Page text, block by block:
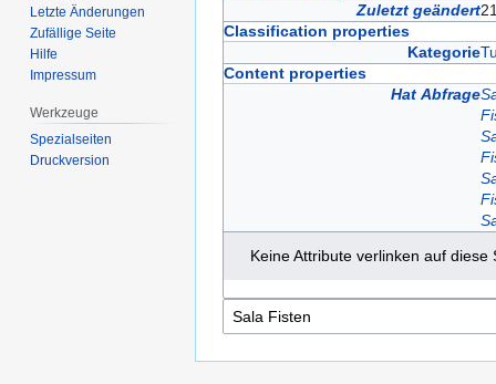
Zuletzt geändert
Classification properties
Kategorie
Content properties
Hat Abfrage
Keine Attribute verlinken auf diese
Letzte Änderungen
Zufällige Seite
Hilfe
Impressum
Werkzeuge
Spezialseiten
Druckversion